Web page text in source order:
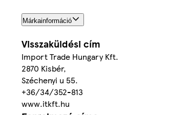
Márkainformáció
Visszaküldési cím
Import Trade Hungary Kft.
2870 Kisbér,
Széchenyi u 55.
+36/34/352-813
www.itkft.hu